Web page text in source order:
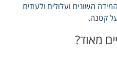
לזה עוד הופכים יתר Русский המידה השונים ועלולים ולעתים
קטנה.
מאוד?